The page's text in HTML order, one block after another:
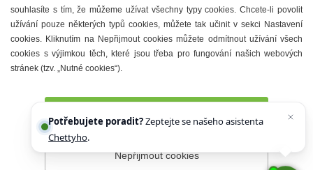
Restaurace
Městské muzeum a galerie
Denní meníčka
Prohlášení o přístupnosti Správce webu
souhlasíte s tím, že můžeme užívat všechny typy cookies. Chcete-li povolit
užívání pouze některých typů cookies, můžete tak učinit v sekci Nastavení
cookies. Kliknutím na Nepřijmout cookies můžete odmítnout užívání všech
cookies s výjimkou těch, které jsou třeba pro fungování našich webových
stránek (tzv. „Nutné cookies“).
Nepřijmout cookies
Potřebujete poradit?Zeptejte se našeho asistenta
Chettyho.